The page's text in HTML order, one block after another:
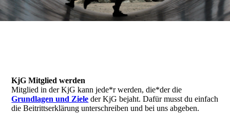
KjG Mitglied werden
Mitglied in der KjG kann jede*r werden, die*der die
Grundlagen und Ziele der KjG bejaht. Dafür musst du einfach
die Beitrittserklärung unterschreiben und bei uns abgeben.